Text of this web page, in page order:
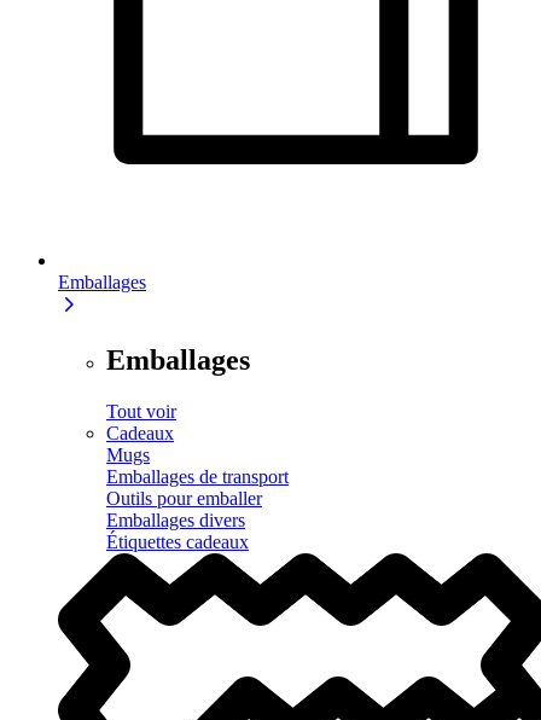
Emballages
Emballages
Tout voir
Cadeaux
Mugs
Emballages de transport
Outils pour emballer
Emballages divers
Étiquettes cadeaux